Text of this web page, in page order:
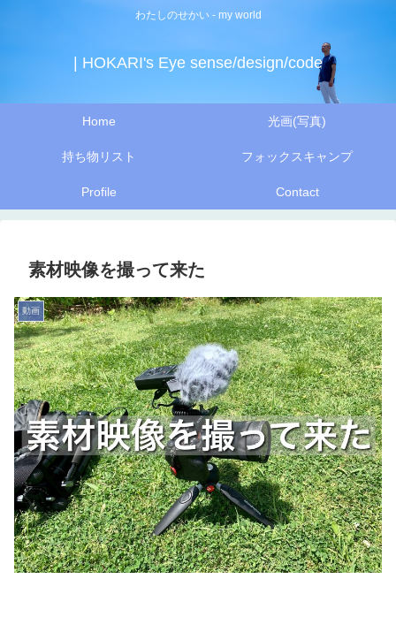
わたしのせかい - my world
| HOKARI's Eye sense/design/code
Home 光画(写真)
持ち物リスト フォックスキャンプ
Profile Contact
素材映像を撮って来た
動画